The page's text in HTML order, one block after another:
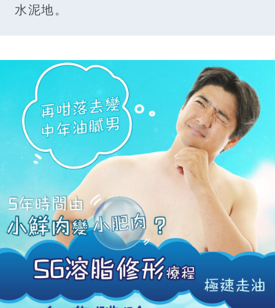
水泥地。